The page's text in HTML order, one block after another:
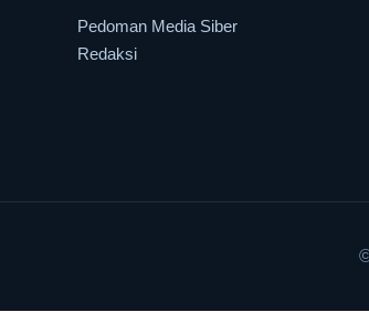
Pedoman Media Siber
Redaksi